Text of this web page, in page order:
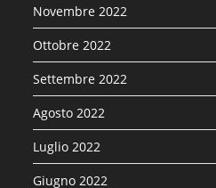
Novembre 2022
Ottobre 2022
Settembre 2022
Agosto 2022
Luglio 2022
Giugno 2022